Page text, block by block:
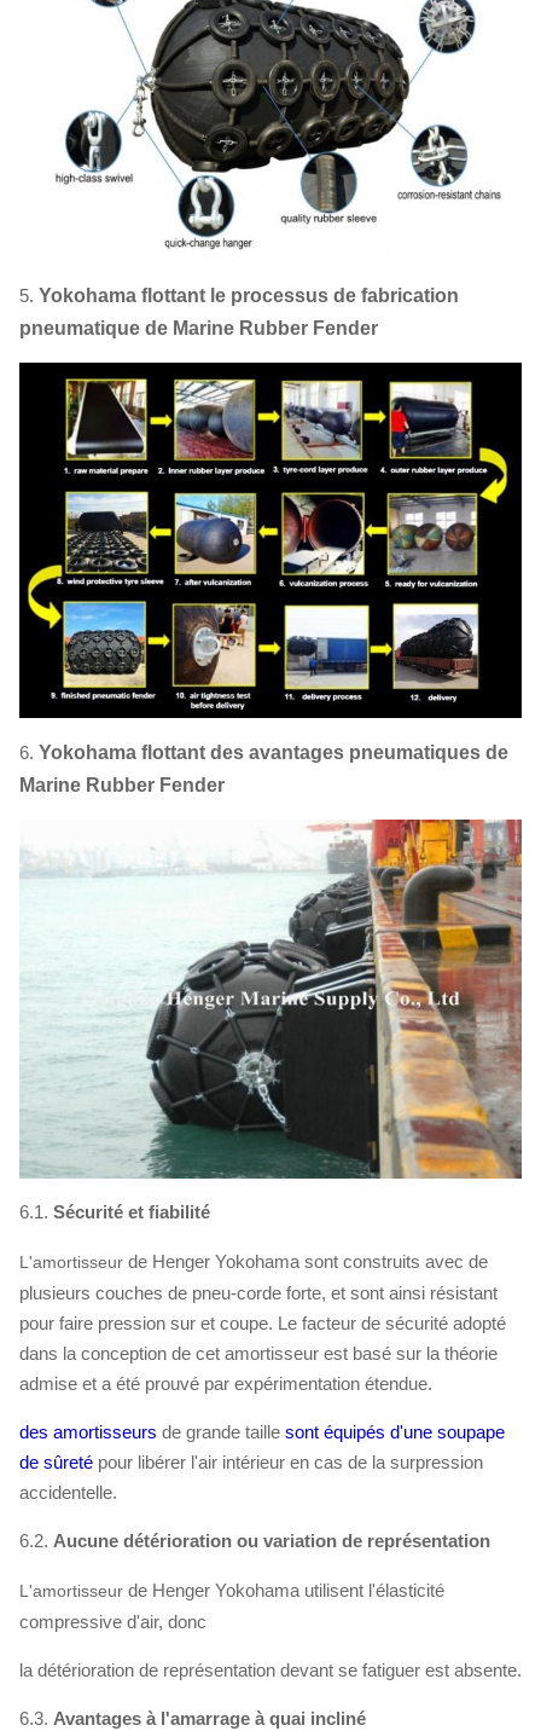
5. Yokohama flottant le processus de fabrication
pneumatique de Marine Rubber Fender
6. Yokohama flottant des avantages pneumatiques de
Marine Rubber Fender
6.1. Sécurité et fiabilité
L'amortisseur de Henger Yokohama sont construits avec de
plusieurs couches de pneu-corde forte, et sont ainsi résistant
pour faire pression sur et coupe. Le facteur de sécurité adopté
dans la conception de cet amortisseur est basé sur la théorie
admise et a été prouvé par expérimentation étendue.
des amortisseurs de grande taille sont équipés d'une soupape
de sûreté pour libérer l'air intérieur en cas de la surpression
accidentelle.
6.2. Aucune détérioration ou variation de représentation
L'amortisseur de Henger Yokohama utilisent l'élasticité
compressive d'air, donc
la détérioration de représentation devant se fatiguer est absente.
6.3. Avantages à l'amarrage à quai incliné